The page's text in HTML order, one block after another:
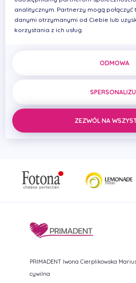
placówki, Dyrektor
Marek Adwent
Główny
PRIMADENT Iwona Cierplikowska
cywilna
analitycznym. Partnerzy mogą
danymi otrzymanymi od Ciebie lub
korzystania z ich usług.
ODMOWA
ZEZWÓL NA